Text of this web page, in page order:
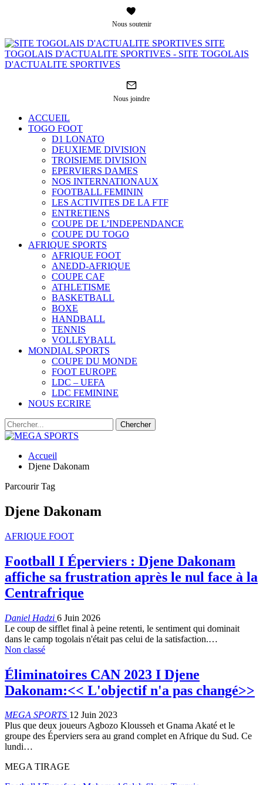
Nous soutenir
SITE
TOGOLAIS D'ACTUALITE SPORTIVES - SITE TOGOLAIS
D'ACTUALITE SPORTIVES
Nous joindre
ACCUEIL
TOGO FOOT
D1 LONATO
DEUXIEME DIVISION
TROISIEME DIVISION
EPERVIERS DAMES
NOS INTERNATIONAUX
FOOTBALL FEMININ
LES ACTIVITES DE LA FTF
ENTRETIENS
COUPE DE L’INDEPENDANCE
COUPE DU TOGO
AFRIQUE SPORTS
AFRIQUE FOOT
ANEDD-AFRIQUE
COUPE CAF
ATHLETISME
BASKETBALL
BOXE
HANDBALL
TENNIS
VOLLEYBALL
MONDIAL SPORTS
COUPE DU MONDE
FOOT EUROPE
LDC – UEFA
LDC FEMININE
NOUS ECRIRE
Accueil
Djene Dakonam
Parcourir Tag
Djene Dakonam
AFRIQUE FOOT
Football I Éperviers : Djene Dakonam
affiche sa frustration après le nul face à la
Centrafrique
Daniel Hadzi 6 Juin 2026
Le coup de sifflet final à peine retenti, le sentiment qui dominait
dans le camp togolais n'était pas celui de la satisfaction.…
Non classé
Éliminatoires CAN 2023 I Djene
Dakonam:<< L'objectif n'a pas changé>>
MEGA SPORTS 12 Juin 2023
Plus que deux joueurs Agbozo Klousseh et Gnama Akaté et le
groupe des Éperviers sera au grand complet en Afrique du Sud. Ce
lundi…
MEGA TIRAGE